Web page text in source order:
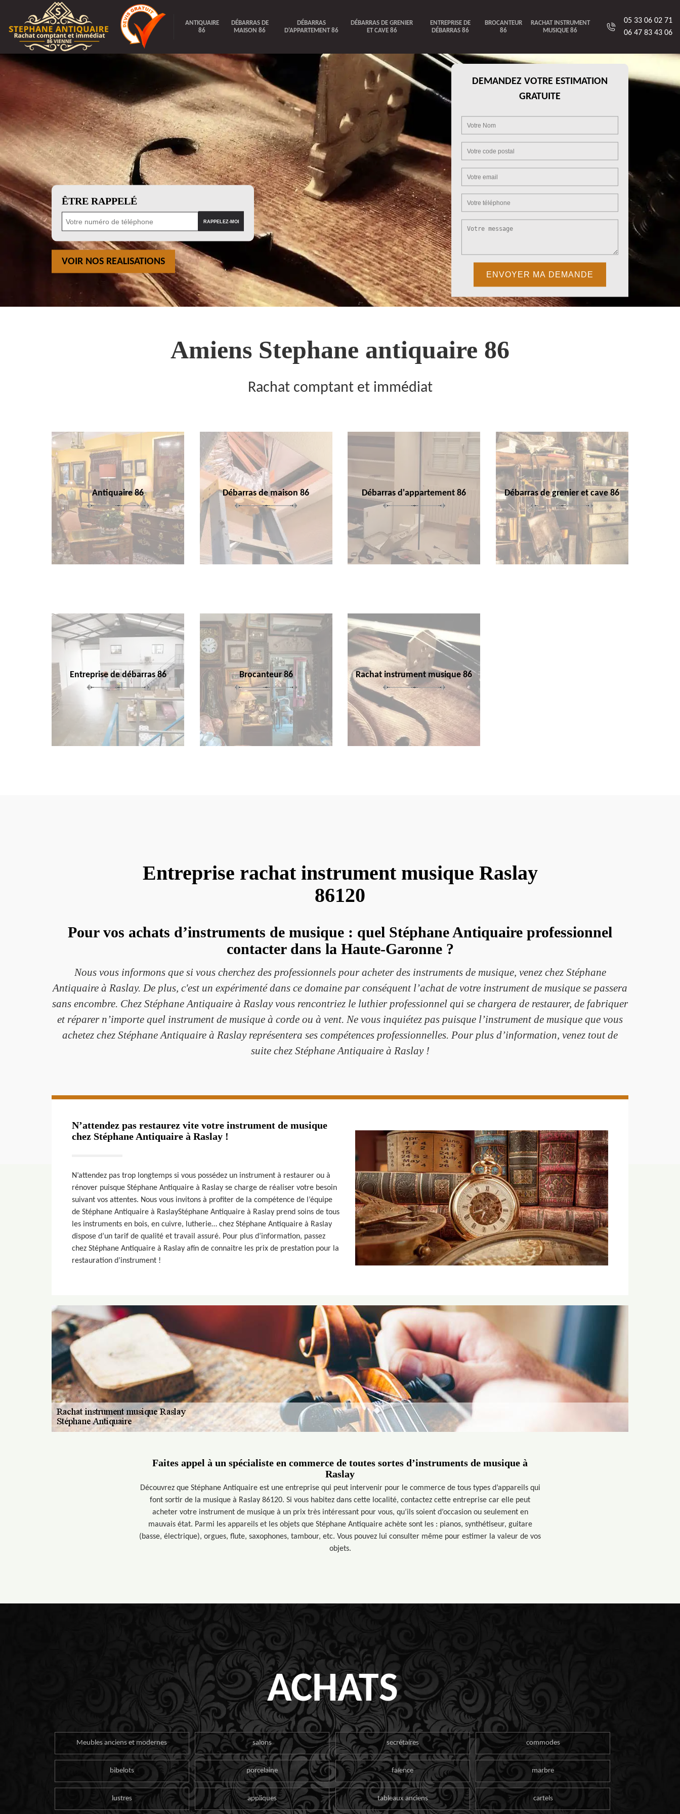
ANTIQUAIRE
86
DÉBARRAS DE
MAISON 86
DÉBARRAS
D'APPARTEMENT 86
DÉBARRAS DE GRENIER
ET CAVE 86
ENTREPRISE DE
DÉBARRAS 86
BROCANTEUR
86
RACHAT INSTRUMENT
MUSIQUE 86
05 33 06 02 71
06 47 83 43 06
ÊTRE RAPPELÉ
VOIR NOS REALISATIONS
DEMANDEZ VOTRE ESTIMATION
GRATUITE
Amiens Stephane antiquaire 86
Rachat comptant et immédiat
Antiquaire 86 Débarras de maison 86 Débarras d'appartement 86 Débarras de grenier et cave 86
Entreprise de débarras 86 Brocanteur 86 Rachat instrument musique 86
Entreprise rachat instrument musique Raslay
86120
Pour vos achats d’instruments de musique : quel Stéphane Antiquaire professionnel
contacter dans la Haute-Garonne ?
Nous vous informons que si vous cherchez des professionnels pour acheter des instruments de musique, venez chez Stéphane
Antiquaire à Raslay. De plus, c'est un expérimenté dans ce domaine par conséquent l’achat de votre instrument de musique se passera
sans encombre. Chez Stéphane Antiquaire à Raslay vous rencontriez le luthier professionnel qui se chargera de restaurer, de fabriquer
et réparer n’importe quel instrument de musique à corde ou à vent. Ne vous inquiétez pas puisque l’instrument de musique que vous
achetez chez Stéphane Antiquaire à Raslay représentera ses compétences professionnelles. Pour plus d’information, venez tout de
suite chez Stéphane Antiquaire à Raslay !
N’attendez pas restaurez vite votre instrument de musique
chez Stéphane Antiquaire à Raslay !
N’attendez pas trop longtemps si vous possédez un instrument à restaurer ou à
rénover puisque Stéphane Antiquaire à Raslay se charge de réaliser votre besoin
suivant vos attentes. Nous vous invitons à profiter de la compétence de l’équipe
de Stéphane Antiquaire à RaslayStéphane Antiquaire à Raslay prend soins de tous
les instruments en bois, en cuivre, lutherie… chez Stéphane Antiquaire à Raslay
dispose d’un tarif de qualité et travail assuré. Pour plus d’information, passez
chez Stéphane Antiquaire à Raslay afin de connaitre les prix de prestation pour la
restauration d’instrument !
Faites appel à un spécialiste en commerce de toutes sortes d’instruments de musique à
Raslay
Découvrez que Stéphane Antiquaire est une entreprise qui peut intervenir pour le commerce de tous types d’appareils qui
font sortir de la musique à Raslay 86120. Si vous habitez dans cette localité, contactez cette entreprise car elle peut
acheter votre instrument de musique à un prix très intéressant pour vous, qu’ils soient d’occasion ou seulement en
mauvais état. Parmi les appareils et les objets que Stéphane Antiquaire achète sont les : pianos, synthétiseur, guitare
(basse, électrique), orgues, flute, saxophones, tambour, etc. Vous pouvez lui consulter même pour estimer la valeur de vos
objets.
ACHATS
Meubles anciens et modernes salons secrétaires commodes
bibelots porcelaine faïence marbre
lustres appliques tableaux anciens cartels